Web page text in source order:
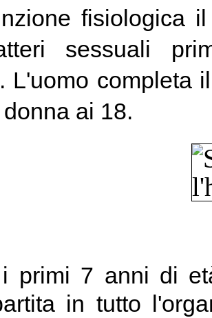
fisiologica
sessuali
L'uomo completa
ai 18.
primi 7 anni di
in tutto